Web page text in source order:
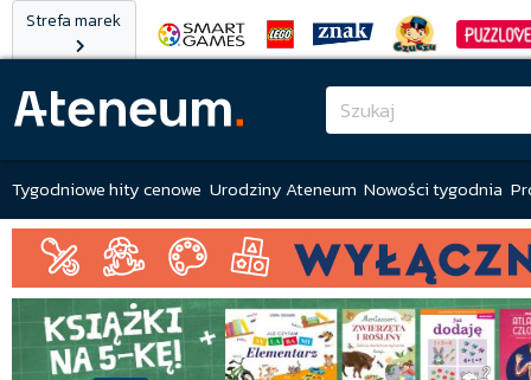
Strefa marek
Tygodniowe hity cenowe Urodziny Ateneum Nowości tygodnia